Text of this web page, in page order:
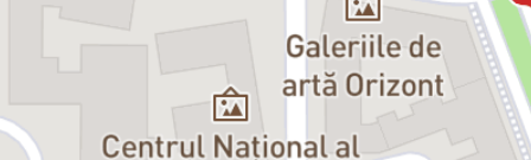
mobile sau să le treceți în modul Avion sau în modul Silențios și să